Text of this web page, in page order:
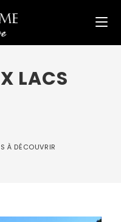
LACS
À DÉCOUVRIR